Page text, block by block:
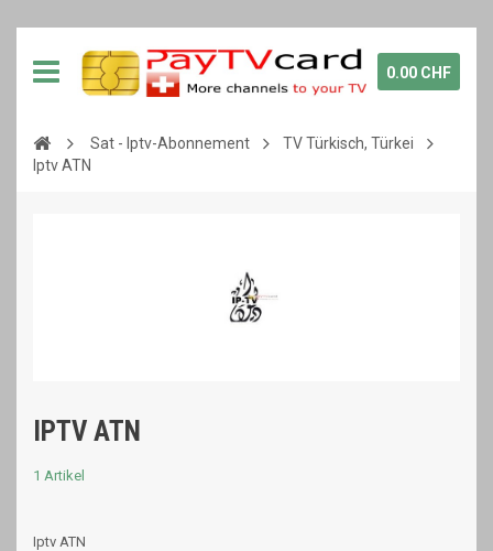
0.00 CHF
Sat - Iptv-Abonnement
TV Türkisch, Türkei
Iptv ATN
IPTV ATN
1 Artikel
Iptv ATN